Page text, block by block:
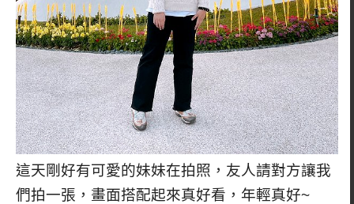
這天剛好有可愛的妹妹在拍照，友人請對方讓我
們拍一張，畫面搭配起來真好看，年輕真好~